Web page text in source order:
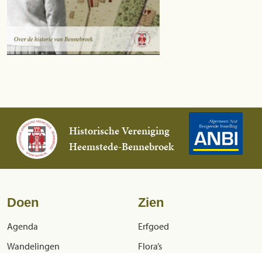
Historische Vereniging
Heemstede-Bennebroek
Doen
Agenda
Wandelingen
Zien
Erfgoed
Flora’s